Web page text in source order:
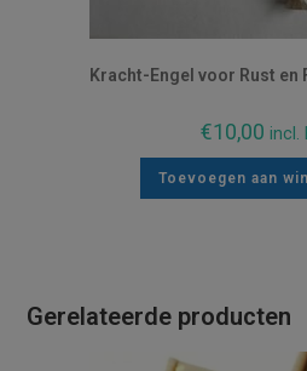
Kracht-Engel voor Rust en
€10,00 incl.
Toevoegen aan
Gerelateerde producten